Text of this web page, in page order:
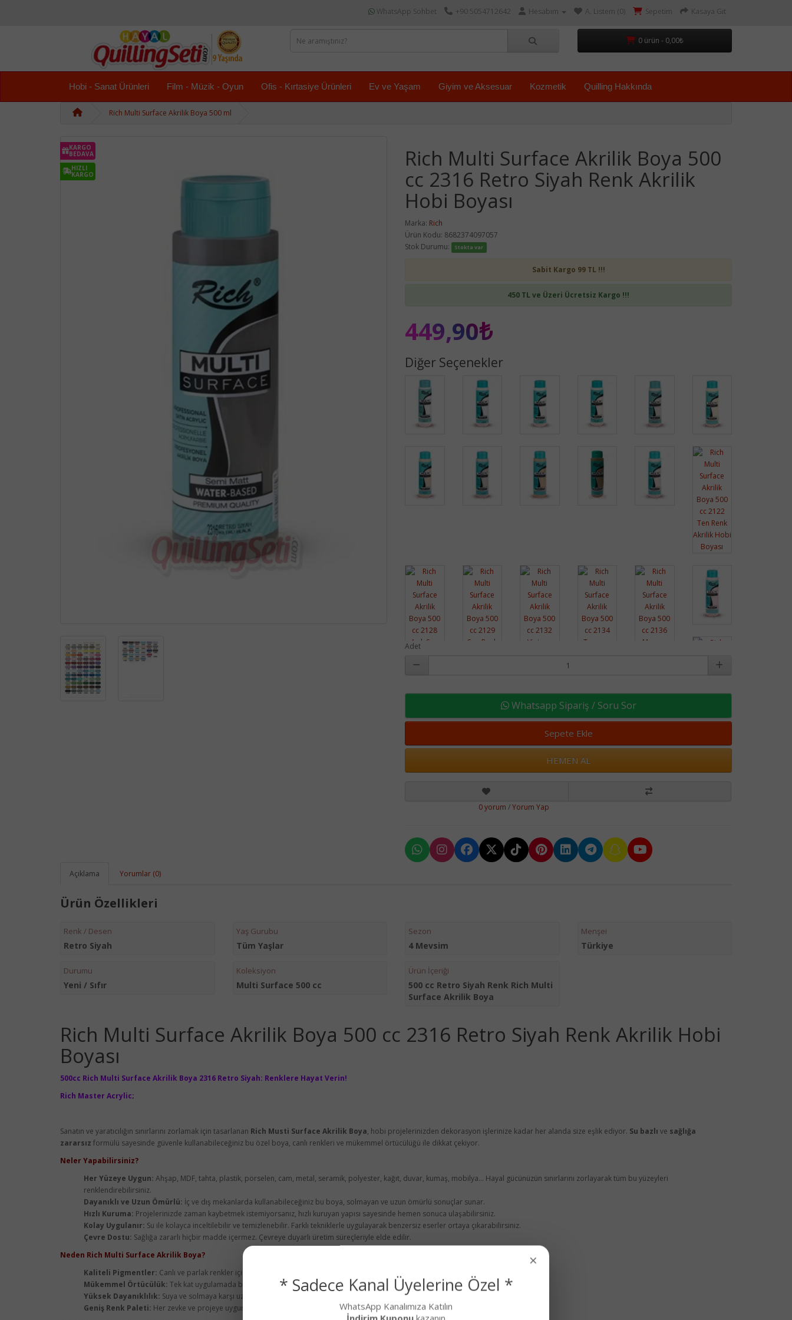
WhatsApp Sohbet +90 5054712642 Hesabım A. Listem (0) Sepetim Kasaya Git
0 ürün - 0,00₺
Hobi - Sanat Ürünleri Film - Müzik - Oyun Ofis - Kırtasiye Ürünleri Ev ve Yaşam Giyim ve Aksesuar Kozmetik Quilling Hakkında
Rich Multi Surface Akrilik Boya 500 ml
KARGO
BEDAVA
HIZLI
KARGO
Rich Multi Surface Akrilik Boya 500
cc 2316 Retro Siyah Renk Akrilik
Hobi Boyası
Marka: Rich
Ürün Kodu: 8682374097057
Stok Durumu:
Stokta var
Sabit Kargo 99 TL !!!
450 TL ve Üzeri Ücretsiz Kargo !!!
449,90₺
Diğer Seçenekler
Adet
Whatsapp Sipariş / Soru Sor
Sepete Ekle
HEMEN AL
0 yorum /Yorum Yap
Açıklama Yorumlar (0)
Ürün Özellikleri
Renk / Desen
Retro Siyah
Yaş Gurubu
Tüm Yaşlar
Sezon
4 Mevsim
Menşei
Türkiye
Durumu
Yeni / Sıfır
Koleksiyon
Multi Surface 500 cc
Ürün İçeriği
500 cc Retro Siyah Renk Rich Multi
Surface Akrilik Boya
Rich Multi Surface Akrilik Boya 500 cc 2316 Retro Siyah Renk Akrilik Hobi
Boyası
500cc Rich Multi Surface Akrilik Boya 2316 Retro Siyah: Renklere Hayat Verin!
Rich Master Acrylic;
Sanatın ve yaratıcılığın sınırlarını zorlamak için tasarlanan Rich Musti Surface Akrilik Boya, hobi projelerinizden dekorasyon işlerinize kadar her alanda size eşlik ediyor. Su bazlı ve sağlığa
zararsız formülü sayesinde güvenle kullanabileceğiniz bu özel boya, canlı renkleri ve mükemmel örtücülüğü ile dikkat çekiyor.
Neler Yapabilirsiniz?
Her Yüzeye Uygun: Ahşap, MDF, tahta, plastik, porselen, cam, metal, seramik, polyester, kağıt, duvar, kumaş, mobilya... Hayal gücünüzün sınırlarını zorlayarak tüm bu yüzeyleri
renklendirebilirsiniz.
Dayanıklı ve Uzun Ömürlü: İç ve dış mekanlarda kullanabileceğiniz bu boya, solmayan ve uzun ömürlü sonuçlar sunar.
Hızlı Kuruma: Projelerinizde zaman kaybetmek istemiyorsanız, hızlı kuruyan yapısı sayesinde hemen sonuca ulaşabilirsiniz.
Kolay Uygulanır: Su ile kolayca inceltilebilir ve temizlenebilir. Farklı tekniklerle uygulayarak benzersiz eserler ortaya çıkarabilirsiniz.
Çevre Dostu: Sağlığa zararlı hiçbir madde içermez. Çevreye duyarlı üretim süreçleriyle elde edilir.
Neden Rich Multi Surface Akrilik Boya?
Kaliteli Pigmentler: Canlı ve parlak renkler için özel olarak seçilmiş pigmentlere sahiptir,
Mükemmel Örtücülük: Tek kat uygulamada bile kusursuz bir görünüm sağlar,
Yüksek Dayanıklılık: Suya ve solmaya karşı uzun süreli kullanım sunar,
Geniş Renk Paleti: Her zevke ve projeye uygun geniş bir renk yelpazesi sunar,
×
* Sadece Kanal Üyelerine Özel *
WhatsApp Kanalımıza Katılın